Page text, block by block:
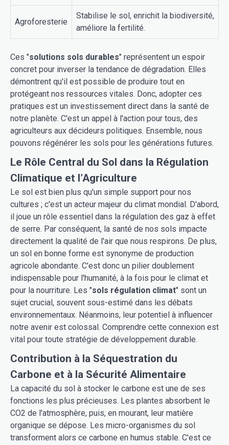
Agroforesterie
Stabilise le sol, enrichit la biodiversité,
améliore la fertilité.
Ces "solutions sols durables" représentent un espoir
concret pour inverser la tendance de dégradation. Elles
démontrent qu'il est possible de produire tout en
protégeant nos ressources vitales. Donc, adopter ces
pratiques est un investissement direct dans la santé de
notre planète. C'est un appel à l'action pour tous, des
agriculteurs aux décideurs politiques. Ensemble, nous
pouvons régénérer les sols pour les générations futures.
Le Rôle Central du Sol dans la Régulation
Climatique et l’Agriculture
Le sol est bien plus qu'un simple support pour nos
cultures ; c'est un acteur majeur du climat mondial. D'abord,
il joue un rôle essentiel dans la régulation des gaz à effet
de serre. Par conséquent, la santé de nos sols impacte
directement la qualité de l'air que nous respirons. De plus,
un sol en bonne forme est synonyme de production
agricole abondante. C'est donc un pilier doublement
indispensable pour l'humanité, à la fois pour le climat et
pour la nourriture. Les "sols régulation climat" sont un
sujet crucial, souvent sous-estimé dans les débats
environnementaux. Néanmoins, leur potentiel à influencer
notre avenir est colossal. Comprendre cette connexion est
vital pour toute stratégie de développement durable.
Contribution à la Séquestration du
Carbone et à la Sécurité Alimentaire
La capacité du sol à stocker le carbone est une de ses
fonctions les plus précieuses. Les plantes absorbent le
CO2 de l'atmosphère, puis, en mourant, leur matière
organique se dépose. Les micro-organismes du sol
transforment alors ce carbone en humus stable. C'est ce